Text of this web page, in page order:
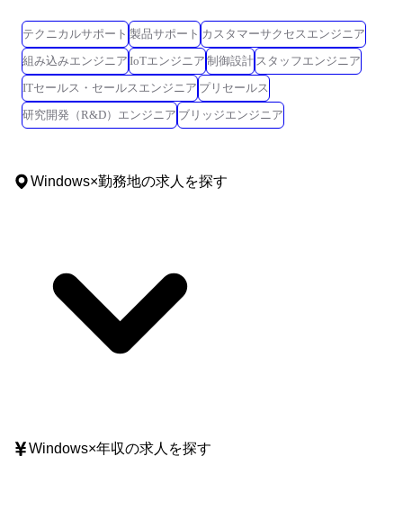
テクニカルサポート 製品サポート カスタマーサクセスエンジニア
組み込みエンジニア IoTエンジニア 制御設計 スタッフエンジニア
ITセールス・セールスエンジニア プリセールス
研究開発（R&D）エンジニア ブリッジエンジニア
Windows×勤務地の求人を探す
Windows×年収の求人を探す